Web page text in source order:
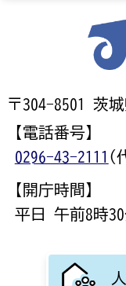
〒304-8501 茨
【電話番号】
0296-43-2111 (
【開庁時間】
平日 午前8時